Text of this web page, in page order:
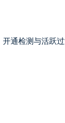
通检测与活跃